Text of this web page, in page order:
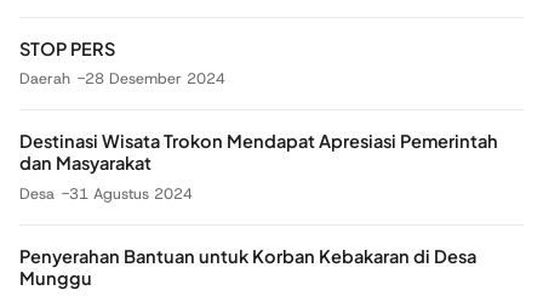
STOP PERS
Daerah 28 Desember 2024
Destinasi Wisata Trokon Mendapat Apresiasi Pemerintah
dan Masyarakat
Desa 31 Agustus 2024
Penyerahan Bantuan untuk Korban Kebakaran di Desa
Munggu